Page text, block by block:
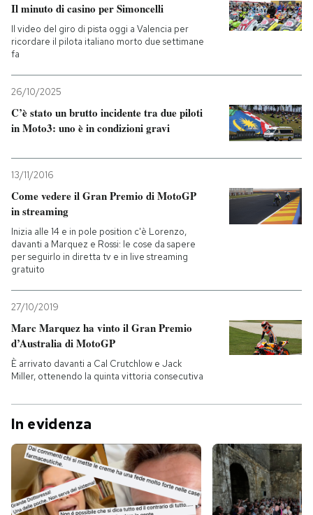
Il minuto di casino per Simoncelli
Il video del giro di pista oggi a Valencia per
ricordare il pilota italiano morto due settimane
fa
26/10/2025
C’è stato un brutto incidente tra due piloti
in Moto3: uno è in condizioni gravi
13/11/2016
Come vedere il Gran Premio di MotoGP
in streaming
Inizia alle 14 e in pole position c'è Lorenzo,
davanti a Marquez e Rossi: le cose da sapere
per seguirlo in diretta tv e in live streaming
gratuito
27/10/2019
Marc Marquez ha vinto il Gran Premio
d’Australia di MotoGP
È arrivato davanti a Cal Crutchlow e Jack
Miller, ottenendo la quinta vittoria consecutiva
In evidenza